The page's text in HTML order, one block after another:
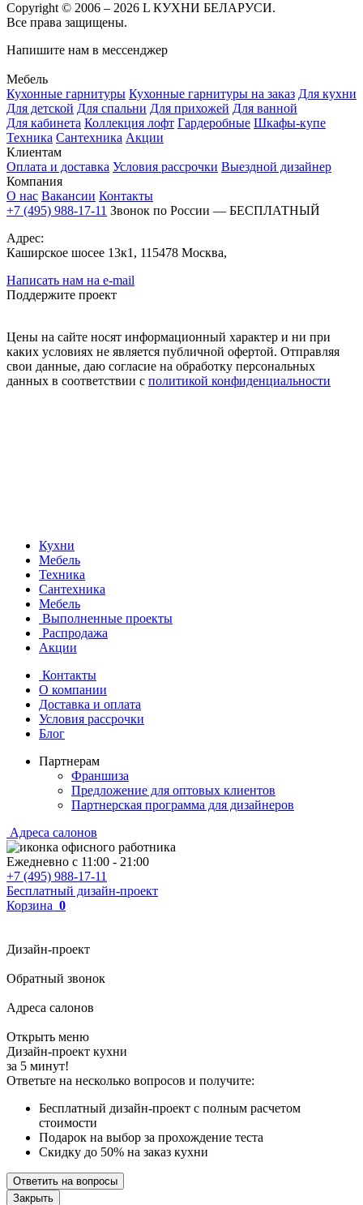
Copyright © 2006 – 2026 L КУХНИ БЕЛАРУСИ.
Все права защищены.
Напишите нам в мессенджер
Мебель
Кухонные гарнитуры Кухонные гарнитуры на заказ Для кухни
Для детской Для спальни Для прихожей Для ванной
Для кабинета Коллекция лофт Гардеробные Шкафы-купе
Техника Сантехника Акции
Клиентам
Оплата и доставка Условия рассрочки Выездной дизайнер
Компания
О нас Вакансии Контакты
+7 (495) 988-17-11 Звонок по России — БЕСПЛАТНЫЙ
Адрес:
Каширское шосее 13к1, 115478 Москва,
Написать нам на e-mail
Поддержите проект
Цены на сайте носят информационный характер и ни при
каких условиях не является публичной офертой. Отправляя
свои данные, даю согласие на обработку персональных
данных в соответствии с политикой конфиденциальности
Кухни
Мебель
Техника
Сантехника
Мебель
Выполненные проекты
Распродажа
Акции
Контакты
О компании
Доставка и оплата
Условия рассрочки
Блог
Партнерам
Франшиза
Предложение для оптовых клиентов
Партнерская программа для дизайнеров
Адреса салонов
Ежедневно с 11:00 - 21:00
+7 (495) 988-17-11
Бесплатный дизайн-проект
Корзина 0
Дизайн-проект
Обратный звонок
Адреса салонов
Открыть меню
Дизайн-проект кухни
за 5 минут!
Ответьте на несколько вопросов и получите:
Бесплатный дизайн-проект с полным расчетом
стоимости
Подарок на выбор за прохождение теста
Скидку до 50% на заказ кухни
Ответить на вопросы
Закрыть